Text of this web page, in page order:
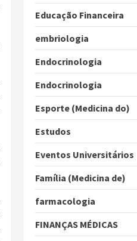
Educação Financeira
embriologia
Endocrinologia
Endocrinologia
Esporte (Medicina do)
Estudos
Eventos Universitários
Família (Medicina de)
farmacologia
FINANÇAS MÉDICAS